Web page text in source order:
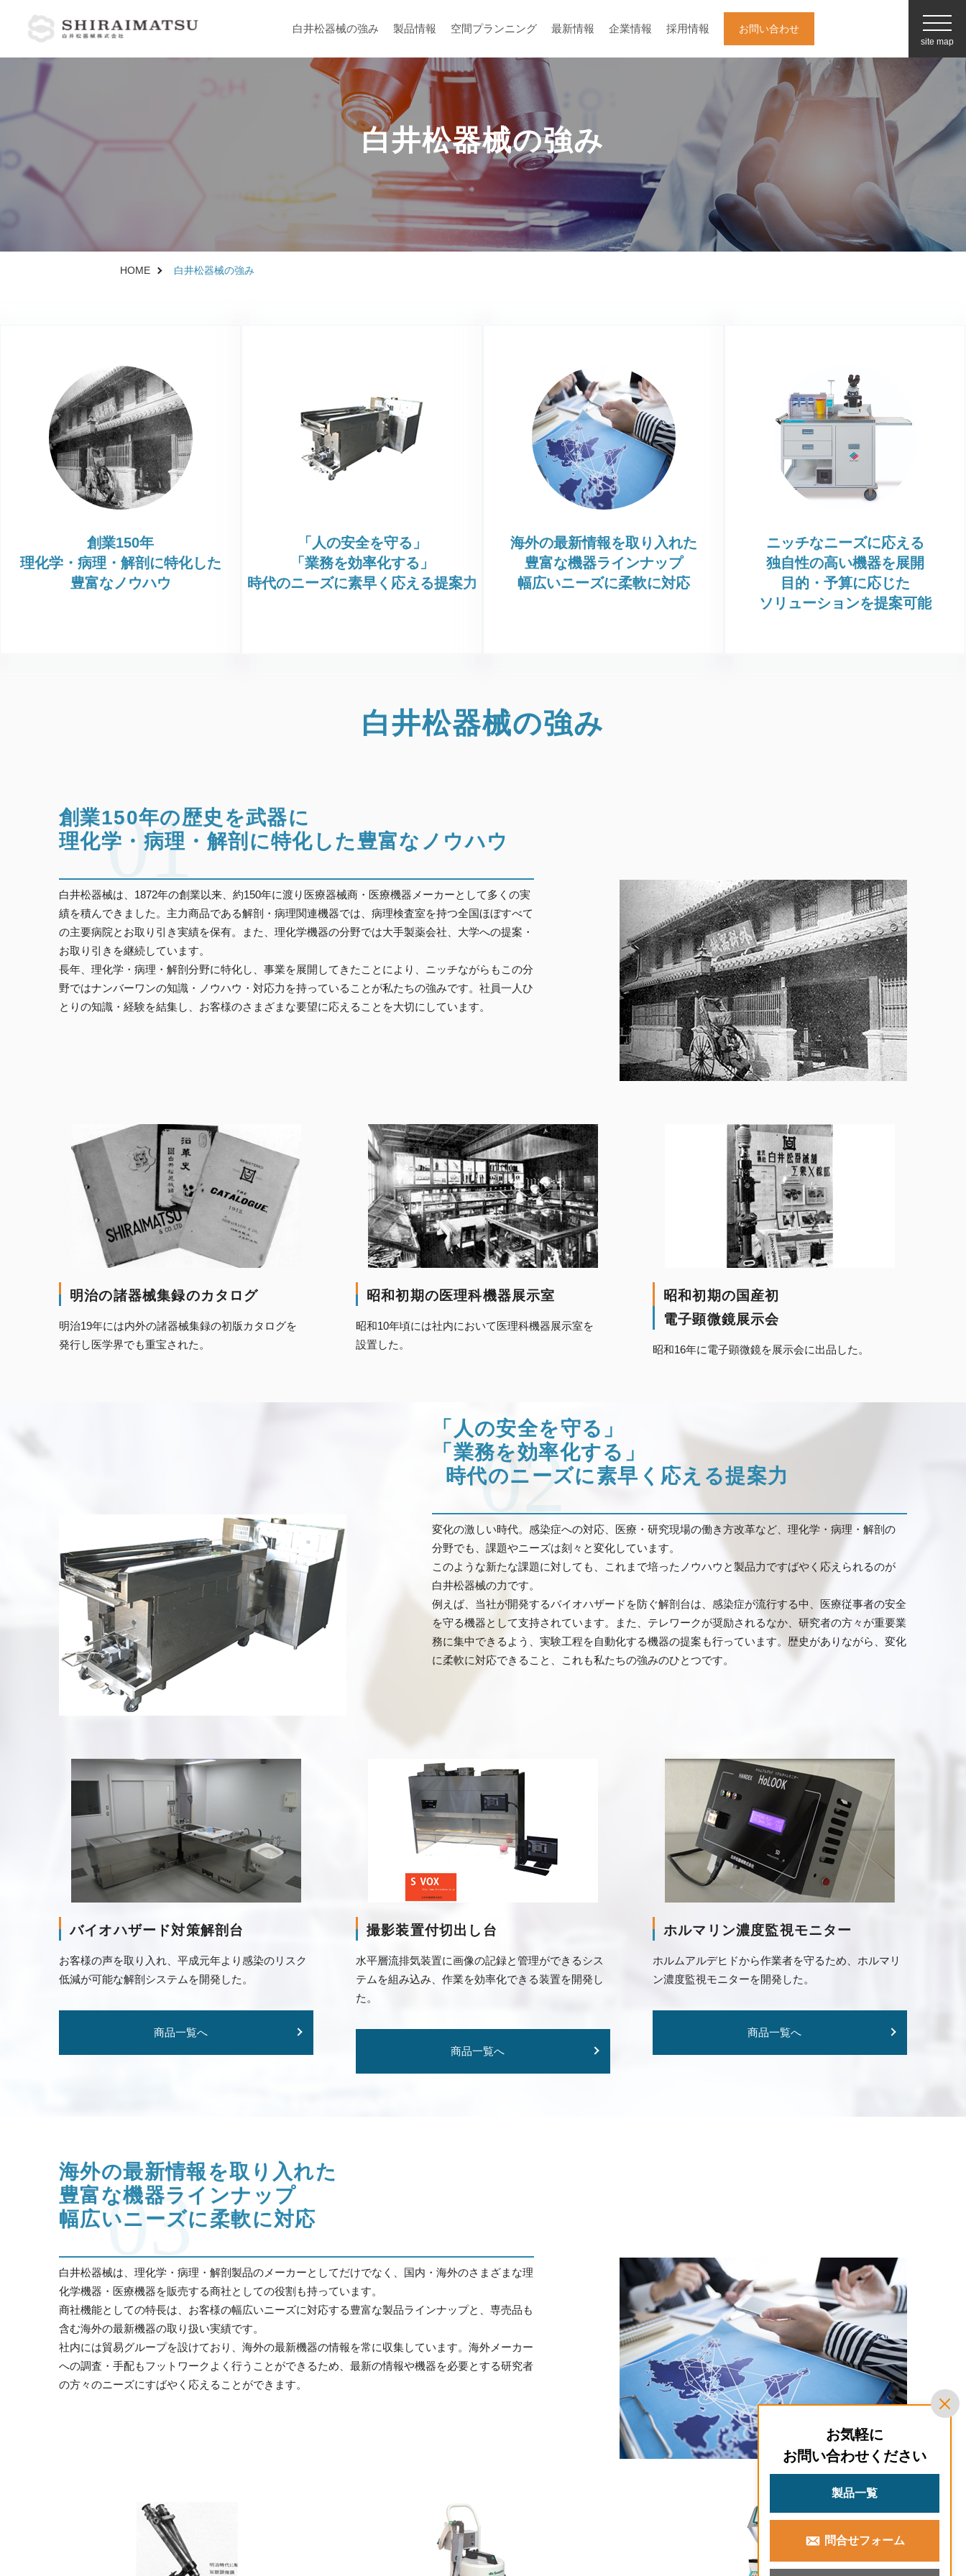
白井松器械の強み 製品情報 空間プランニング 最新情報 企業情報 採用情報 お問い合わせ
site map
白井松器械の強み
臨床分野
メーカーから探す 空間プランニング
白井松器械の強み
（事業内容）
採用情報
プライバシーポリシー
サイトマップ
HOME 白井松器械の強み
創業150年
理化学・病理・解剖に特化した
豊富なノウハウ
「人の安全を守る」
「業務を効率化する」
時代のニーズに素早く応える提案力
海外の最新情報を取り入れた
豊富な機器ラインナップ
幅広いニーズに柔軟に対応
ニッチなニーズに応える
独自性の高い機器を展開
目的・予算に応じた
ソリューションを提案可能
白井松器械の強み
01
創業150年の歴史を武器に
理化学・病理・解剖に特化した豊富なノウハウ
白井松器械は、1872年の創業以来、約150年に渡り医療器械商・医療機器メーカーとして多くの実
績を積んできました。主力商品である解剖・病理関連機器では、病理検査室を持つ全国ほぼすべて
の主要病院とお取り引き実績を保有。また、理化学機器の分野では大手製薬会社、大学への提案・
お取り引きを継続しています。
長年、理化学・病理・解剖分野に特化し、事業を展開してきたことにより、ニッチながらもこの分
野ではナンバーワンの知識・ノウハウ・対応力を持っていることが私たちの強みです。社員一人ひ
とりの知識・経験を結集し、お客様のさまざまな要望に応えることを大切にしています。
明治の諸器械集録のカタログ
明治19年には内外の諸器械集録の初版カタログを
発行し医学界でも重宝された。
昭和初期の医理科機器展示室
昭和10年頃には社内において医理科機器展示室を
設置した。
昭和初期の国産初
電子顕微鏡展示会
昭和16年に電子顕微鏡を展示会に出品した。
02
「人の安全を守る」
「業務を効率化する」
時代のニーズに素早く応える提案力
変化の激しい時代。感染症への対応、医療・研究現場の働き方改革など、理化学・病理・解剖の
分野でも、課題やニーズは刻々と変化しています。
このような新たな課題に対しても、これまで培ったノウハウと製品力ですばやく応えられるのが
白井松器械の力です。
例えば、当社が開発するバイオハザードを防ぐ解剖台は、感染症が流行する中、医療従事者の安全
を守る機器として支持されています。また、テレワークが奨励されるなか、研究者の方々が重要業
務に集中できるよう、実験工程を自動化する機器の提案も行っています。歴史がありながら、変化
に柔軟に対応できること、これも私たちの強みのひとつです。
バイオハザード対策解剖台
お客様の声を取り入れ、平成元年より感染のリスク
低減が可能な解剖システムを開発した。
商品一覧へ
撮影装置付切出し台
水平層流排気装置に画像の記録と管理ができるシス
テムを組み込み、作業を効率化できる装置を開発し
た。
商品一覧へ
ホルマリン濃度監視モニター
ホルムアルデヒドから作業者を守るため、ホルマリ
ン濃度監視モニターを開発した。
商品一覧へ
03
海外の最新情報を取り入れた
豊富な機器ラインナップ
幅広いニーズに柔軟に対応
白井松器械は、理化学・病理・解剖製品のメーカーとしてだけでなく、国内・海外のさまざまな理
化学機器・医療機器を販売する商社としての役割も持っています。
商社機能としての特長は、お客様の幅広いニーズに対応する豊富な製品ラインナップと、専売品も
含む海外の最新機器の取り扱い実績です。
社内には貿易グループを設けており、海外の最新機器の情報を常に収集しています。海外メーカー
への調査・手配もフットワークよく行うことができるため、最新の情報や機器を必要とする研究者
の方々のニーズにすばやく応えることができます。
お気軽に
お問い合わせください
製品一覧
問合せフォーム